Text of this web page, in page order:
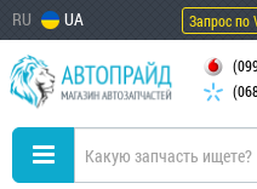
RU UA Запрос по